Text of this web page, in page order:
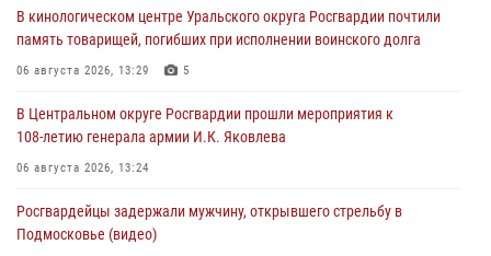
В кинологическом центре Уральского округа Росгвардии почтили
память товарищей, погибших при исполнении воинского долга
06 августа 2026, 13:29 5
В Центральном округе Росгвардии прошли мероприятия к
108‑летию генерала армии И.К. Яковлева
06 августа 2026, 13:24
Росгвардейцы задержали мужчину, открывшего стрельбу в
Подмосковье (видео)